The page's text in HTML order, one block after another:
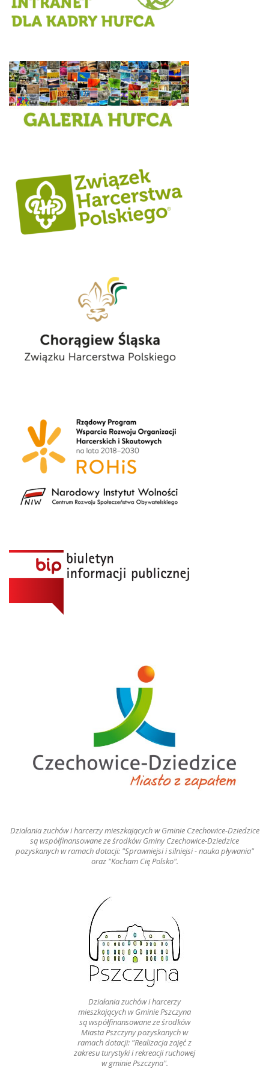
Działania zuchów i harcerzy mieszkających w Gminie Czechowice-Dziedzice
są współfinansowane ze środków Gminy Czechowice-Dziedzice
pozyskanych w ramach dotacji: "Sprawniejsi i silniejsi - nauka pływania"
oraz "Kocham Cię Polsko".
Działania zuchów i harcerzy
mieszkających w Gminie Pszczyna
są współfinansowane ze środków
Miasta Pszczyny pozyskanych w
ramach dotacji: "Realizacja zajęć z
zakresu turystyki i rekreacji ruchowej
w gminie Pszczyna".